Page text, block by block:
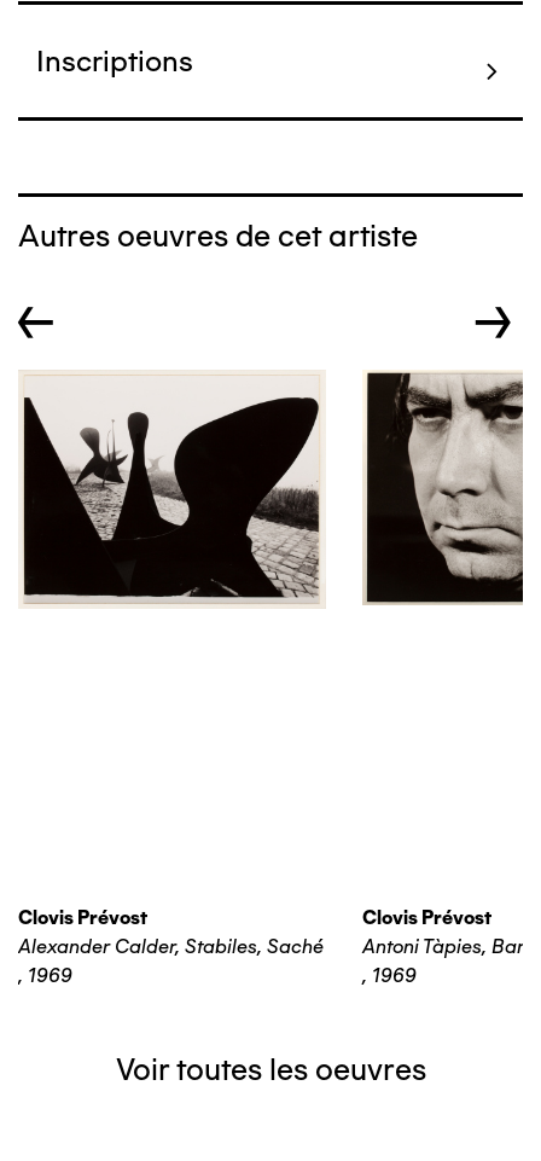
Inscriptions
Autres oeuvres de cet artiste
← →
Clovis Prévost
Alexander Calder, Stabiles, Saché
, 1969
Clovis Prévost
Antoni Tàpies,
, 1969
Voir toutes les oeuvres